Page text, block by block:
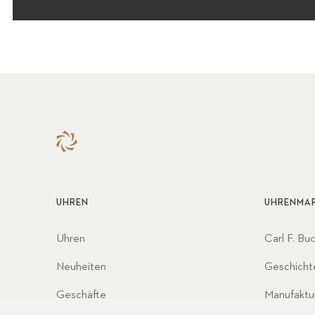
UHREN
Uhren
Neuheiten
Geschäfte
Carl F.